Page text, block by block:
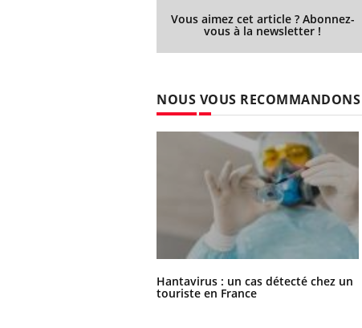
Vous aimez cet article ? Abonnez-
vous à la newsletter !
NOUS VOUS RECOMMANDONS
Hantavirus : un cas détecté chez un
touriste en France